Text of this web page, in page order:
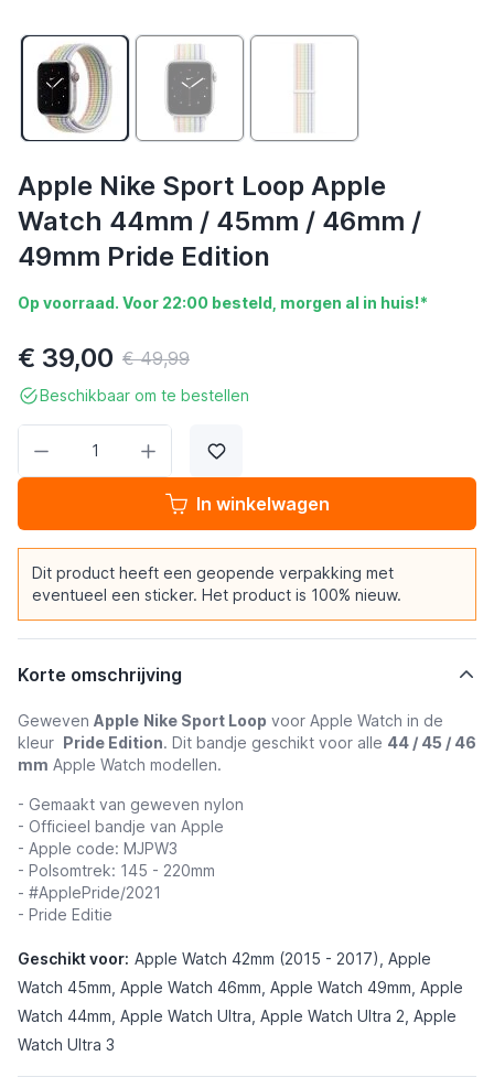
Apple Nike Sport Loop Apple
Watch 44mm / 45mm / 46mm /
49mm Pride Edition
Op voorraad. Voor 22:00 besteld, morgen al in huis!*
€ 39,00 € 49,99
Beschikbaar om te bestellen
In winkelwagen
Dit product heeft een geopende verpakking met
eventueel een sticker. Het product is 100% nieuw.
Korte omschrijving
Geweven Apple Nike Sport Loop voor Apple Watch in de
kleur Pride Edition. Dit bandje geschikt voor alle 44 / 45 / 46
mm Apple Watch modellen.
- Gemaakt van geweven nylon
- Officieel bandje van Apple
- Apple code: MJPW3
- Polsomtrek: 145 - 220mm
- #ApplePride/2021
- Pride Editie
Geschikt voor: Apple Watch 42mm (2015 - 2017), Apple
Watch 45mm, Apple Watch 46mm, Apple Watch 49mm, Apple
Watch 44mm, Apple Watch Ultra, Apple Watch Ultra 2, Apple
Watch Ultra 3